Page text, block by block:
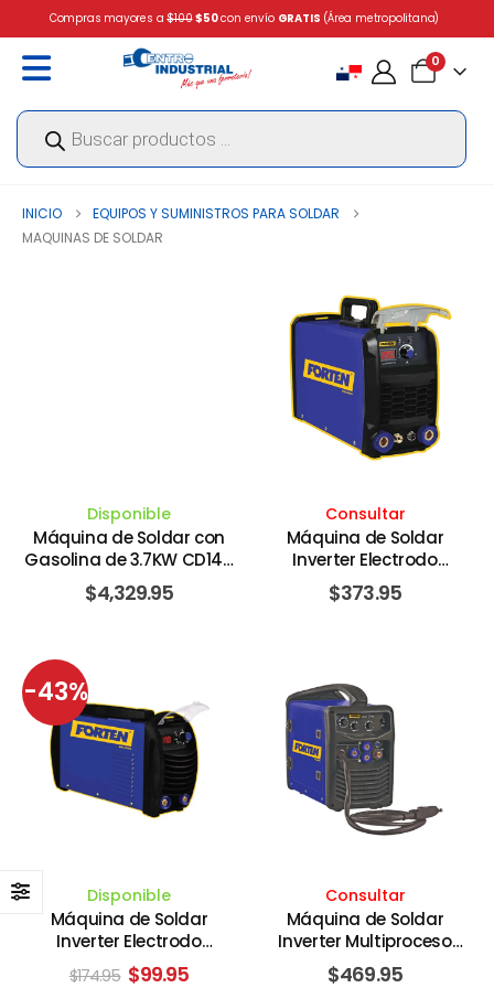
Compras mayores a$100 $50con envío GRATIS (Área metropolitana)
0
Búsqueda
productos
INICIO
EQUIPOS Y SUMINISTROS PARA SOLDAR
MAQUINAS DE SOLDAR
Disponible
Máquina de Soldar con
Gasolina de 3.7KW CD140
Amperios 13.5 HP B&S con
Manubrio. INFRA
$4,329.95
Consultar
Máquina de Soldar
Inverter Electrodo
Revestido SMAW DC TIG
de Alta Frecuencia de 250
$373.95
-43%
Disponible
Máquina de Soldar
Inverter Electrodo
Revestido SMAW DC TIG
$174.95 El
$99.95El
Consultar
Máquina de Soldar
Inverter Multiproceso
Electrodo Revestido
$469.95